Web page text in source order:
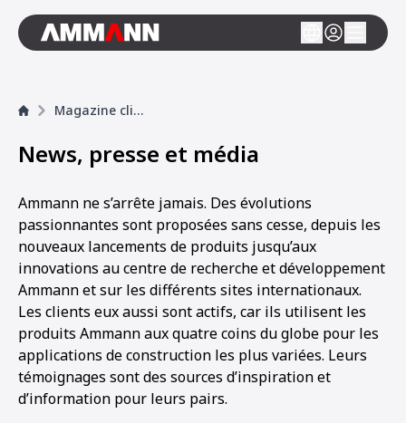
Magazine clients
News, presse et média
Ammann ne s’arrête jamais. Des évolutions
passionnantes sont proposées sans cesse, depuis les
nouveaux lancements de produits jusqu’aux
innovations au centre de recherche et développement
Ammann et sur les différents sites internationaux.
Les clients eux aussi sont actifs, car ils utilisent les
produits Ammann aux quatre coins du globe pour les
applications de construction les plus variées. Leurs
témoignages sont des sources d’inspiration et
d’information pour leurs pairs.